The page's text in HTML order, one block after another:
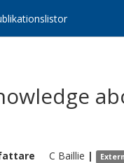
C Baillie |